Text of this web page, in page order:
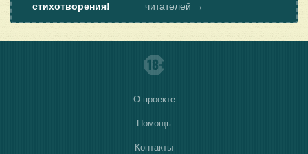
стихотворения!
читателей →
О проекте
Помощь
Контакты